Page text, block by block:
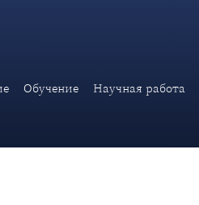
Обучение Научная работа
ретроспектива